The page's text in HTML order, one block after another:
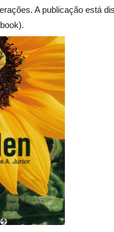
A publicação está